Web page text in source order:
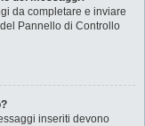
da completare e inviare
Pannello di Controllo
inseriti devono